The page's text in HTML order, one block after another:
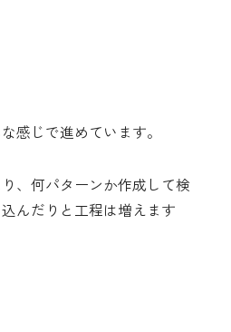
感じで進めています。
り、何パターンか作成して検
んだりと工程は増えます